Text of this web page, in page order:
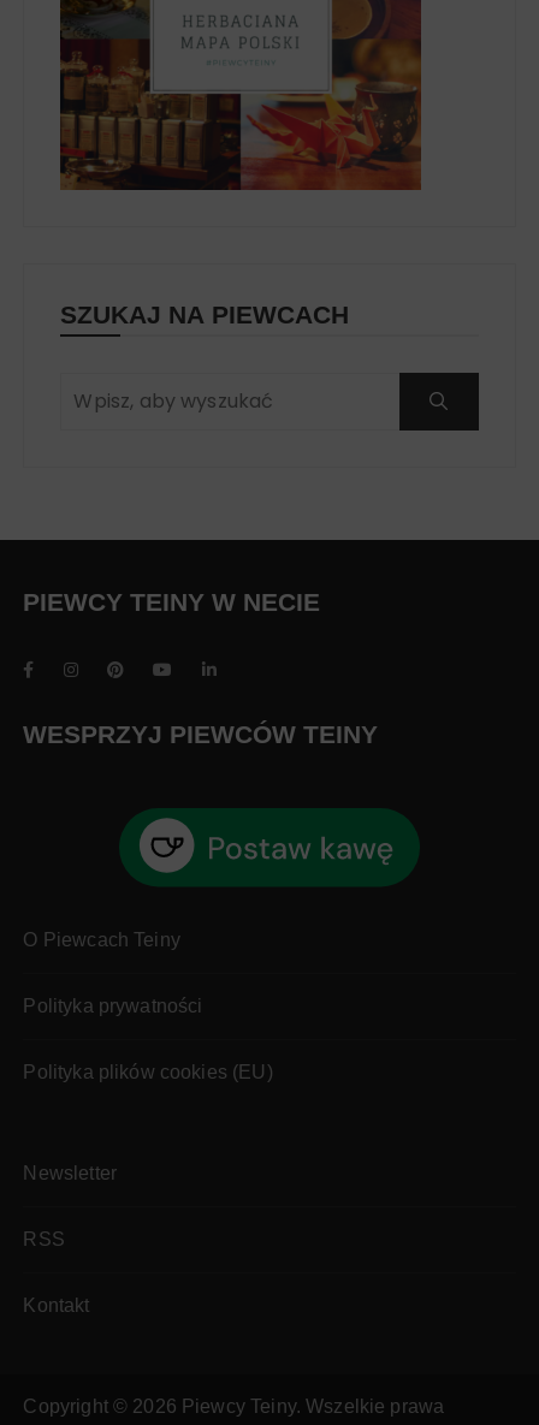
SZUKAJ NA PIEWCACH
PIEWCY TEINY W NECIE
WESPRZYJ PIEWCÓW TEINY
O Piewcach Teiny
Polityka prywatności
Polityka plików cookies (EU)
Newsletter
RSS
Kontakt
Copyright © 2026 Piewcy Teiny. Wszelkie prawa